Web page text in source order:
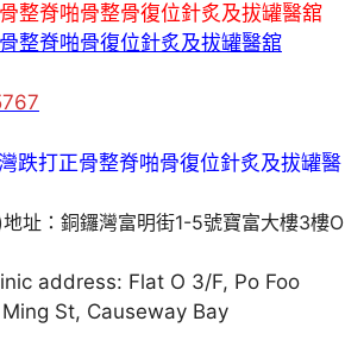
整脊啪骨整骨復位針炙及拔罐醫舘
整脊啪骨復位針炙及拔罐醫舘
址：銅鑼灣富明街1-5號寶富大樓3樓O
address: Flat O 3/F, Po Foo
St, Causeway Bay